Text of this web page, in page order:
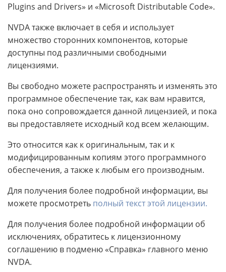
Plugins and Drivers» и «Microsoft Distributable Code».
NVDA также включает в себя и использует
множество сторонних компонентов, которые
доступны под различными свободными
лицензиями.
Вы свободно можете распространять и изменять это
программное обеспечение так, как вам нравится,
пока оно сопровождается данной лицензией, и пока
вы предоставляете исходный код всем желающим.
Это относится как к оригинальным, так и к
модифицированным копиям этого программного
обеспечения, а также к любым его производным.
Для получения более подробной информации, вы
можете просмотреть полный текст этой лицензии.
Для получения более подробной информации об
исключениях, обратитесь к лицензионному
соглашению в подменю «Справка» главного меню
NVDA.